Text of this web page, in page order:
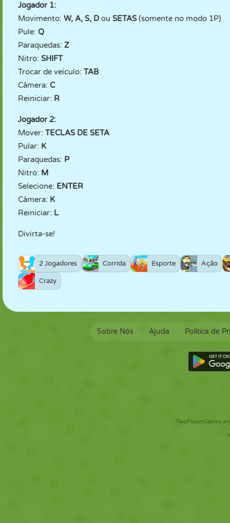
Jogador 1:
Movimento: W, A, S, D ou SETAS(somente no modo 1P)
Pule: Q
Paraquedas: Z
Nitro: SHIFT
Trocar de veículo: TAB
Câmera: C
Reiniciar: R
Jogador 2:
Mover: TECLAS DE SETA
Pular: K
Paraquedas: P
Nitro: M
Selecione: ENTER
Câmera: K
Reiniciar: L
Divirta-se!
2 Jogadores Corrida Esporte Ação
Crazy
Sobre Nós Ajuda Política de